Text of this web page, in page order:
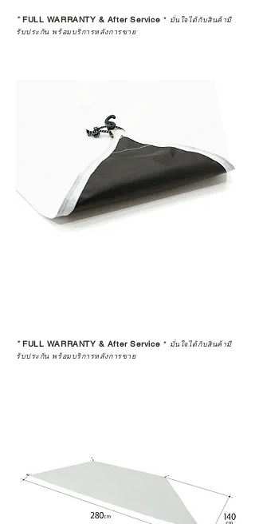
*FULL WARRANTY & After Service * มั่นใจได้กับสินค้ามี
รับประกัน พร้อมบริการหลังการขาย
*FULL WARRANTY & After Service * มั่นใจได้กับสินค้ามี
รับประกัน พร้อมบริการหลังการขาย